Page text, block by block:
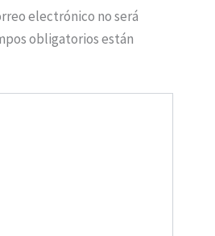
electrónico no será
obligatorios están